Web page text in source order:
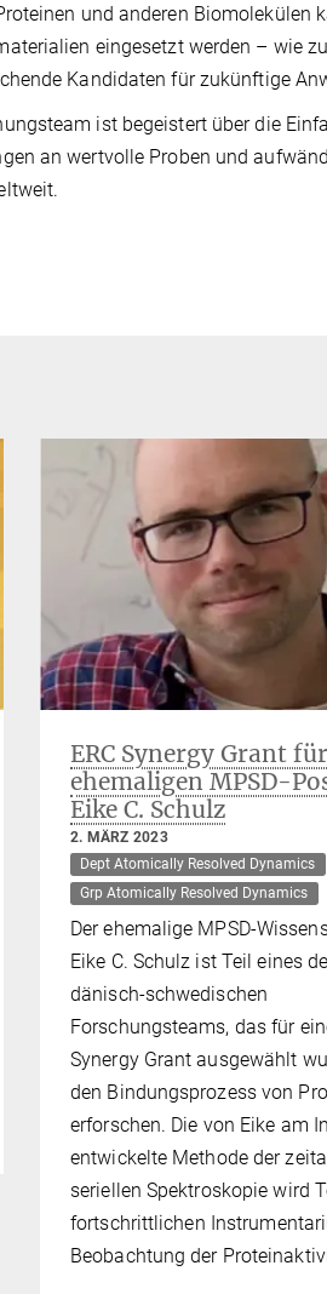
und anderen Biomolekülen
eingesetzt werden – wie
Kandidaten für zukünftige
ist begeistert über die
an wertvolle Proben und
ERC Synergy Grant für
ehemaligen MPSD-
Eike C. Schulz
2. MÄRZ 2023
Dept Atomically Resolved Dynamics
Grp Atomically Resolved Dynamics
Der ehemalige MPSD-
Eike C. Schulz ist Teil eines
dänisch-schwedischen
Forschungsteams, das für
Synergy Grant ausgewählt
den Bindungsprozess von
erforschen. Die von Eike am
entwickelte Methode der
seriellen Spektroskopie wird
fortschrittlichen
Beobachtung der